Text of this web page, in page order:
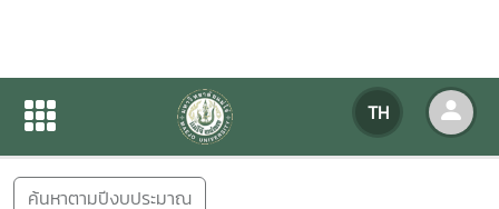
TH
ข่าวสารกิจกรรม
ค้นหาตามปีงบประมาณ